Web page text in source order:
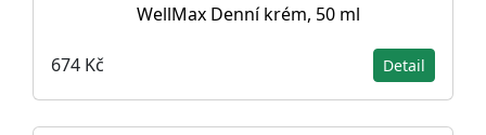
WellMax Denní krém, 50 ml
674 Kč Detail